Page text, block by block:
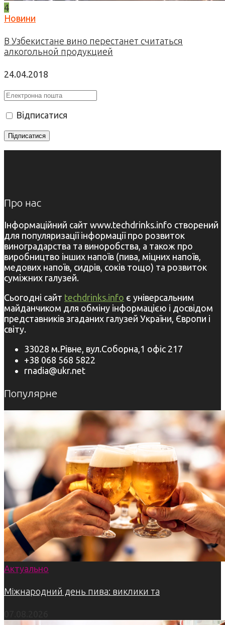
4
Новини
В Узбекистане вино перестанет считаться
алкогольной продукцией
24.04.2018
Відписатися
Про нас
Інформаційний сайт www.techdrinks.info створений
для популяризації інформації про розвиток
виноградарства та виноробства, а також про
виробництво інших напоїв (пива, міцних напоїв,
медових напоїв, сидрів, соків тощо) та розвиток
суміжних галузей.
Сьогодні сайт techdrinks.info є універсальним
майданчиком для обміну інформацією і досвідом
представників згаданих галузей України, Європи і
світу.
33028 м.Рівне, вул.Соборна,1 офіс 217
+38 068 568 5822
rnadia@ukr.net
Популярне
Актуально
Міжнародний день пива: виклики та